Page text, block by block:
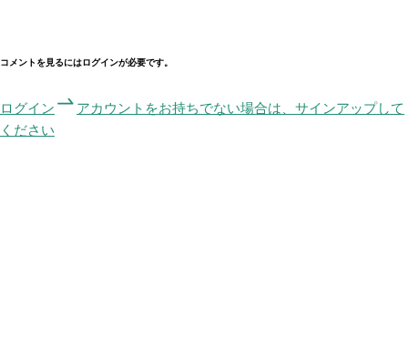
コメントを見るにはログインが必要です。
ログイン
アカウントをお持ちでない場合は、サインアップして
ください